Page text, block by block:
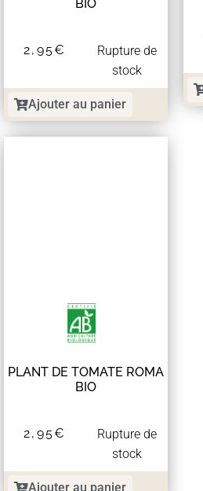
BIO
2,95€
Rupture de
stock
Ajouter au panier
PLANT DE TOMATE ROMA
BIO
2,95€
Rupture de
stock
Ajouter au panier